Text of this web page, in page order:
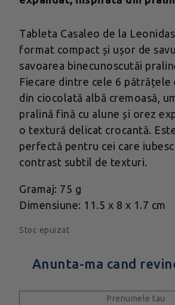
Tableta Casaleo de la
format compact și ușor de
savoarea binecunoscutăi
Fiecare dintre cele 6 pătrățele
din ciocolată albă cremoasă,
pralină fină cu alune și orez
o textură delicat crocantă.
perfectă pentru cei care
contrast subtil de texturi.
Gramaj: 75 g
Dimensiune: 11.5 x 8 x 1.7 cm
Stoc epuizat
Anunta-ma cand